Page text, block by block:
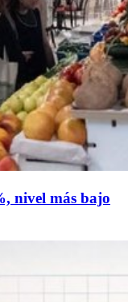
nivel más bajo